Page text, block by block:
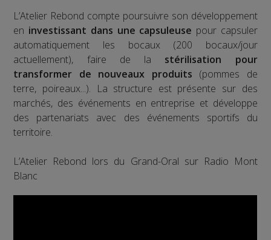
L’Atelier Rebond compte poursuivre son développement
en investissant dans une capsuleuse pour capsuler
automatiquement les bocaux (200 bocaux/jour
actuellement), faire de la stérilisation pour
transformer de nouveaux produits (pommes de
terre, poireaux...). La structure est présente sur des
marchés, des événements en entreprise et développe
des partenariats avec des événements sportifs du
territoire.
L’Atelier Rebond lors du Grand-Oral sur Radio Mont
Blanc